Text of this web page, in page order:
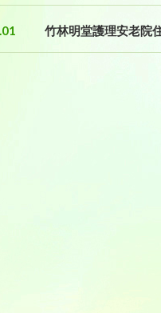
竹林明堂護理安老院